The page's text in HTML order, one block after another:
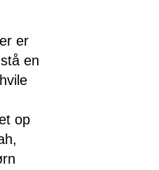
er
en
op